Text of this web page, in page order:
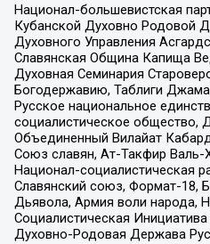
Национал-большевистская
Кубанской Духовно Родовой
Духовного Управления
Славянская Община Капища
Духовная Семинария
Богодержавию, Таблиги
Русское национальное
социалистическое общество,
Объединенный Вилайат
Союз славян, Ат-Такфир Валь-
Национал-социалистическая
Славянский союз, Формат-18,
Дьявола, Армия воли народа,
Социалистическая
Духовно-Родовая Держава